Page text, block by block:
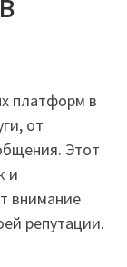
платформ в
от
Этот
и
внимание
репутации.